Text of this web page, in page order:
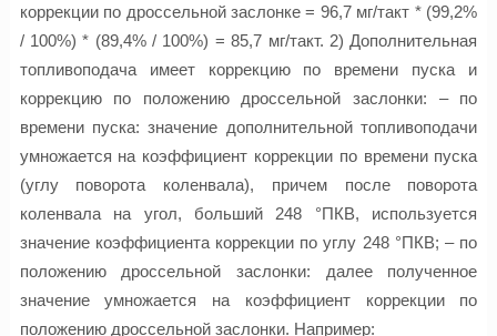
коррекции по дроссельной заслонке = 96,7 мг/такт * (99,2%
/ 100%) * (89,4% / 100%) = 85,7 мг/такт. 2) Дополнительная
топливоподача имеет коррекцию по времени пуска и
коррекцию по положению дроссельной заслонки: – по
времени пуска: значение дополнительной топливоподачи
умножается на коэффициент коррекции по времени пуска
(углу поворота коленвала), причем после поворота
коленвала на угол, больший 248 °ПКВ, используется
значение коэффициента коррекции по углу 248 °ПКВ; – по
положению дроссельной заслонки: далее полученное
значение умножается на коэффициент коррекции по
положению дроссельной заслонки. Например: